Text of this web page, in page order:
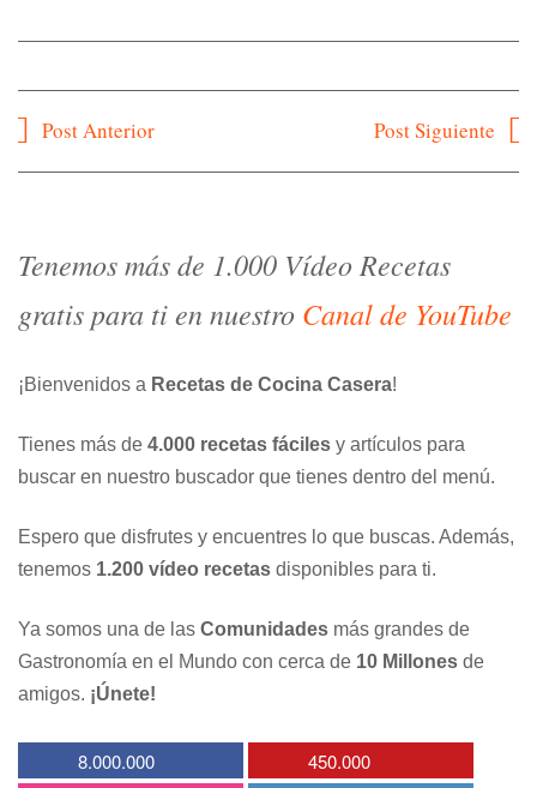
Navegación
Post Anterior Post Siguiente
Tenemos más de 1.000 Vídeo Recetas
gratis para ti en nuestro Canal de YouTube
¡Bienvenidos a Recetas de Cocina Casera!
Tienes más de 4.000 recetas fáciles y artículos para
buscar en nuestro buscador que tienes dentro del menú.
Espero que disfrutes y encuentres lo que buscas. Además,
tenemos 1.200 vídeo recetas disponibles para ti.
Ya somos una de las Comunidades más grandes de
Gastronomía en el Mundo con cerca de 10 Millones de
amigos. ¡Únete!
8.000.000
450.000